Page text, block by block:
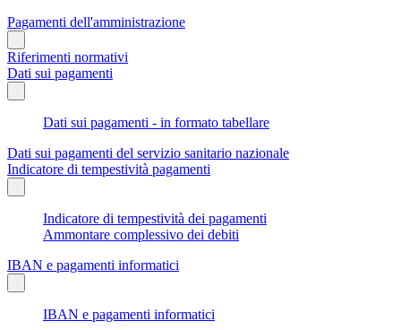
Pagamenti dell'amministrazione
Riferimenti normativi
Dati sui pagamenti
Dati sui pagamenti - in formato tabellare
Dati sui pagamenti del servizio sanitario nazionale
Indicatore di tempestività pagamenti
Indicatore di tempestività dei pagamenti
Ammontare complessivo dei debiti
IBAN e pagamenti informatici
IBAN e pagamenti informatici